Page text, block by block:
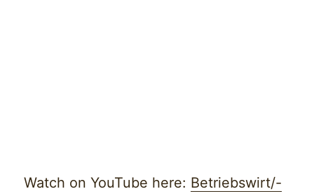
Watch on YouTube here: Betriebswirt/-